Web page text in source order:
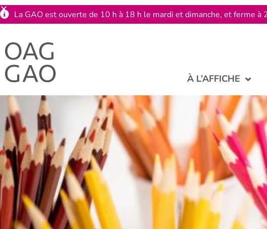
À L’AFFICHE
La GAO est ouverte de 10 h à 18 h le mardi et dimanche, et ferme